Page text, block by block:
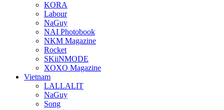
KORA
Labour
NaGuy
NAI Photobook
NKM Magazine
Rocket
SKiiNMODE
XOXO Magazine
Vietnam
LALLALIT
NaGuy
Song